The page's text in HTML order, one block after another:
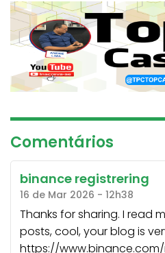
Comentários
binance registrering
16 de Mar 2026 - 12h38
Thanks for sharing. I read
posts, cool, your blog is
https://www.binance.com/